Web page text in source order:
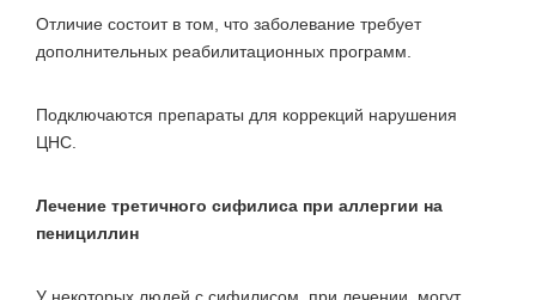
Отличие состоит в том, что заболевание требует
дополнительных реабилитационных программ.
Подключаются препараты для коррекций нарушения
ЦНС.
Лечение третичного сифилиса при аллергии на
пенициллин